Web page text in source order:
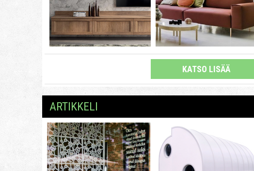
KATSO LISÄÄ
ARTIKKELI